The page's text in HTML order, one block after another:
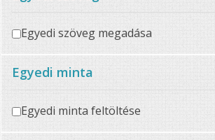
Egyedi szöveg megadása
Egyedi minta
Egyedi minta feltöltése